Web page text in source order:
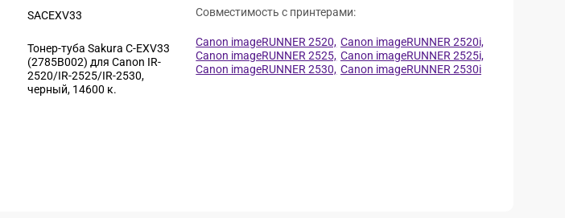
SACEXV33
Тонер-туба Sakura C-EXV33
(2785B002) для Canon IR-
2520/IR-2525/IR-2530,
черный, 14600 к.
Совместимость с принтерами:
Canon imageRUNNER 2520, Canon imageRUNNER 2520i,
Canon imageRUNNER 2525, Canon imageRUNNER 2525i,
Canon imageRUNNER 2530, Canon imageRUNNER 2530i